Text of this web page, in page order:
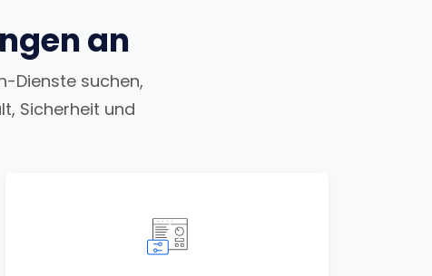
an
Dienste suchen,
Sicherheit und